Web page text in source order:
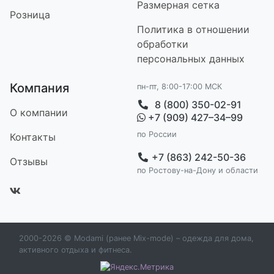
Розница
Размерная сетка
Политика в отношении
обработки
персональных данных
Компания
О компании
Контакты
Отзывы
пн-пт, 8:00-17:00 МСК
8 (800) 350-02-91
+7 (909) 427–34–99
по России
+7 (863) 242-50-36
по Ростову-на-Дону и области
2000-2026 © Modami (ранее Mix-mode) – одежда для дома,
активного отдыха и фитнеса.